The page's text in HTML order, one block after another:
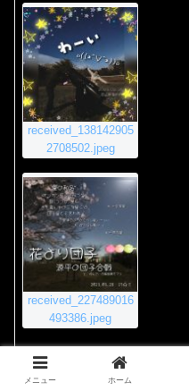
received_138142905
2708502.jpeg
received_227489016
493386.jpeg
2020年11月23日 8:55 PM
メニュー ホーム